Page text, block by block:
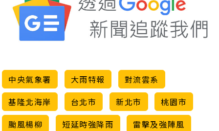
中央氣象署 大雨特報
對流雲系
基隆北海岸
台北市 新北市
桃園市
颱風楊柳
短延時強降雨 雷擊及強陣風